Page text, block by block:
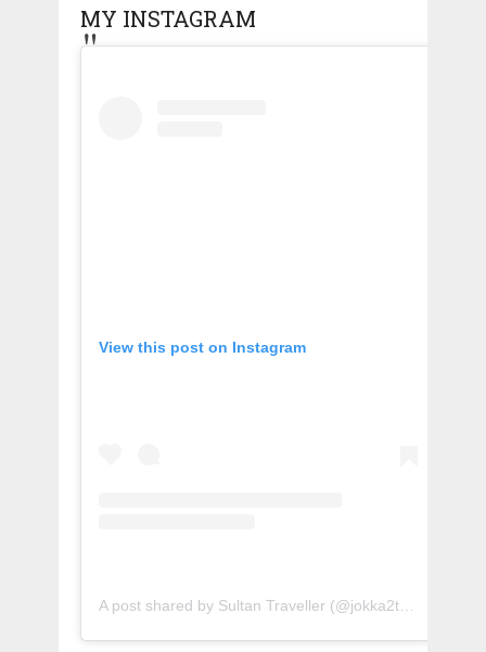
MY INSTAGRAM
View this post on Instagram
A post shared by Sultan Traveller (@jokka2traveller)